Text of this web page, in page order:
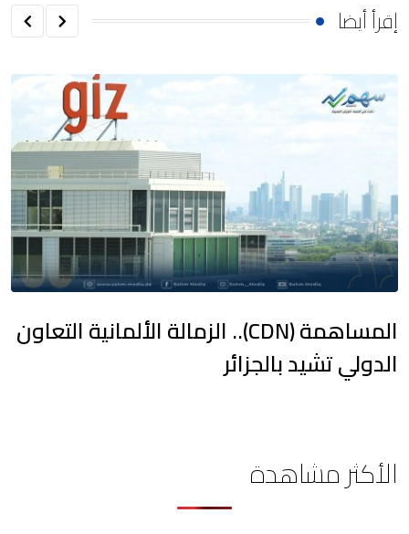
إقرأ أيضا
المساهمة (CDN).. الزمالة الألمانية التعاون
الدولي تشيد بالجزائر
الأكثر مشاهدة